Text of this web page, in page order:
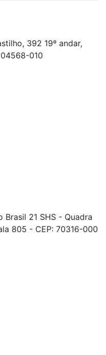
392 19º andar,
010
Brasil 21 SHS - Quadra
805 - CEP: 70316-000